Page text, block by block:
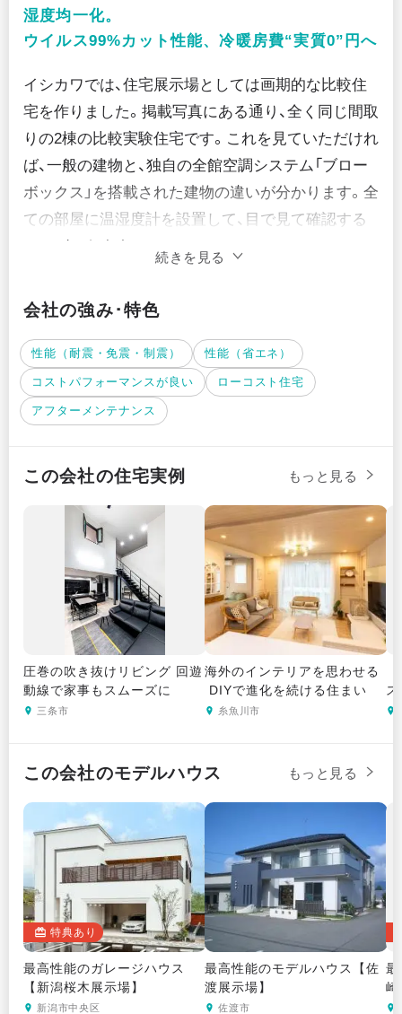
湿度均一化。
ウイルス99%カット性能、冷暖房費“実質0”円へ
イシカワでは、住宅展示場としては画期的な比較住
宅を作りました。掲載写真にある通り、全く同じ間取
りの2棟の比較実験住宅です。これを見ていただけれ
ば、一般の建物と、独自の全館空調システム「ブロー
ボックス」を搭載された建物の違いが分かります。全
ての部屋に温湿度計を設置して、目で見て確認する
ことができます。
失、化学物質も99％減失する効果が期待できます。
れは、米国特許を取得した世界品質の技術です。
また、東北電力とのコラボレーションによって太
陽光発電を無料で搭載。この結果冷暖房費を実質0円
続きを見る
会社の強み･特色
性能（耐震・免震・制震） 性能（省エネ）
コストパフォーマンスが良い ローコスト住宅
アフターメンテナンス
この会社の住宅実例 もっと見る
圧巻の吹き抜けリビング 回遊
動線で家事もスムーズに
三条市
海外のインテリアを思わせる
DIYで進化を続ける住まい
糸魚川市
この会社のモデルハウス もっと見る
最高性能のガレージハウス
【新潟桜木展示場】
新潟市中央区
特典あり
最高性能のモデルハウス【佐
渡展示場】
佐渡市
最
崎